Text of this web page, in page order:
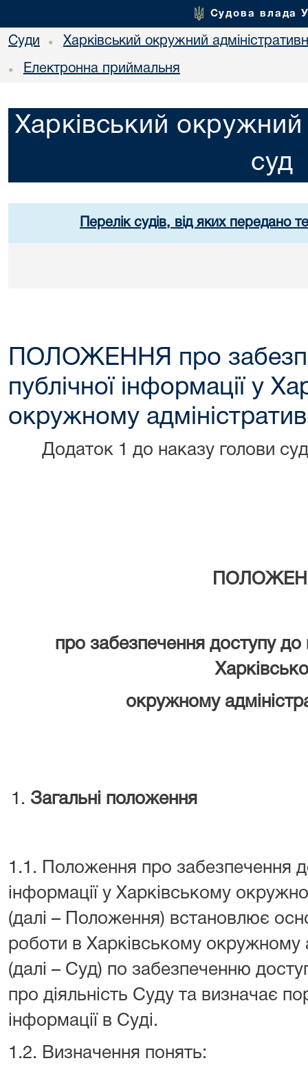
Судова влада
Суди • Харківський окружний
• Електронна приймальня
Харківський окружний
суд
Перелік судів, від яких передано
ПОЛОЖЕННЯ про
публічної інформації у
окружному
Додаток 1 до наказу голови
про забезпечення доступу до
окружному
Загальні положення
1.1. Положення про забезпечення
інформації у Харківському
(далі – Положення) встановлює
роботи в Харківському окружному
(далі – Суд) по забезпеченню
про діяльність Суду та визначає
інформації в Суді.
1.2. Визначення понять: